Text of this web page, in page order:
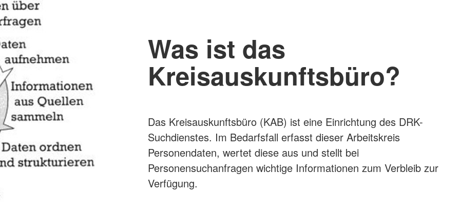
Was ist das
Kreisauskunftsbüro?
Das Kreisauskunftsbüro (KAB) ist eine Einrichtung des DRK-
Suchdienstes. Im Bedarfsfall erfasst dieser Arbeitskreis
Personendaten, wertet diese aus und stellt bei
Personensuchanfragen wichtige Informationen zum Verbleib zur
Verfügung.